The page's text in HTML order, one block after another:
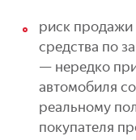
риск продажи
средства по
— нередко
автомобиля
реальному
покупателя